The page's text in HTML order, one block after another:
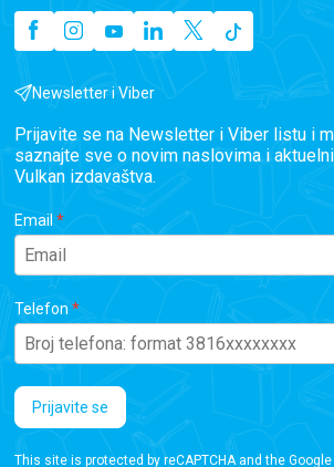
Newsletter i Viber
Prijavite se na Newsletter i Viber listu i
saznajte sve o novim naslovima i
Vulkan izdavaštva.
Email
Telefon
Prijavite se
This site is protected by reCAPTCHA and the Google